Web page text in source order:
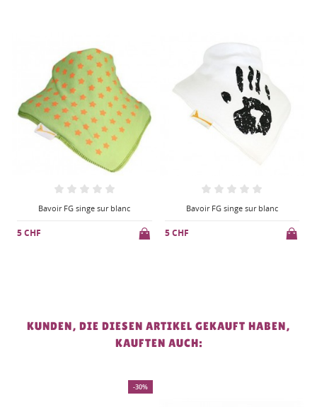
Bavoir FG singe sur blanc
5 CHF
Bavoir FG singe sur blanc
5 CHF
KUNDEN, DIE DIESEN ARTIKEL GEKAUFT HABEN,
KAUFTEN AUCH: